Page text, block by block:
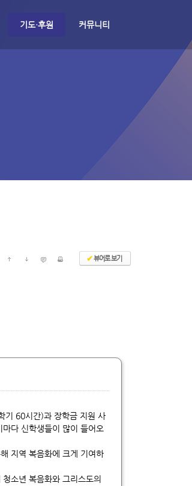
기도·후원 커뮤니티
✔뷰어로 보기
기 60시간)과 장학금 지원 사
다 신학생들이 많이 들어오
지역 복음화에 크게 기여하
소년 복음화와 그리스도의